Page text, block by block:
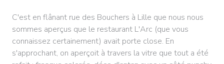
C'est en flânant rue des Bouchers à Lille que nous nous
sommes aperçus que le restaurant L'Arc (que vous
connaissez certainement) avait porte close. En
s'approchant, on aperçoit à travers la vitre que tout a été